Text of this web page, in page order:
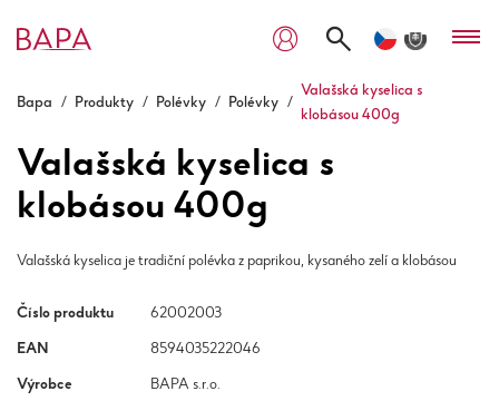
Bapa / Produkty / Polévky / Polévky /
Valašská kyselica s
klobásou 400g
Valašská kyselica s
klobásou 400g
Valašská kyselica je tradiční polévka z paprikou, kysaného zelí a klobásou
Číslo produktu 62002003
EAN 8594035222046
Výrobce BAPA s.r.o.